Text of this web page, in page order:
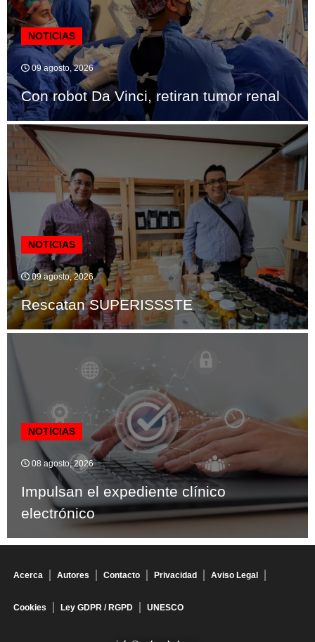
NOTICIAS
09 agosto, 2026
Con robot Da Vinci, retiran tumor renal
NOTICIAS
09 agosto, 2026
Rescatan SUPERISSSTE
NOTICIAS
08 agosto, 2026
Impulsan el expediente clínico
electrónico
Acerca Autores Contacto Privacidad Aviso Legal
Cookies Ley GDPR / RGPD UNESCO